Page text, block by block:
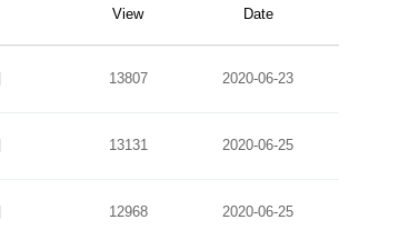
View Date
13807 2020-06-23
13131 2020-06-25
12968 2020-06-25